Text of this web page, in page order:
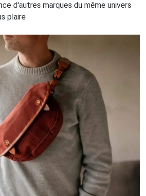
d'autres marques du même univers
plaire